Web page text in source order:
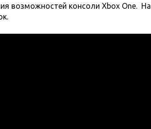
возможностей консоли Xbox One. На